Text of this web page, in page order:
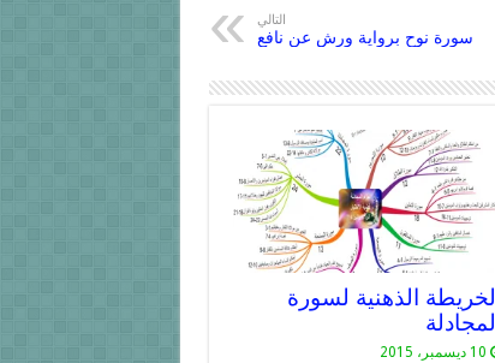
التالي
سورة نوح برواية ورش عن نافع
الخريطة الذهنية لسورة
المجادلة
10 ديسمبر، 2015